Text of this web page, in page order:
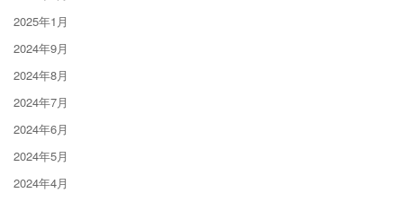
2025年1月
2024年9月
2024年8月
2024年7月
2024年6月
2024年5月
2024年4月